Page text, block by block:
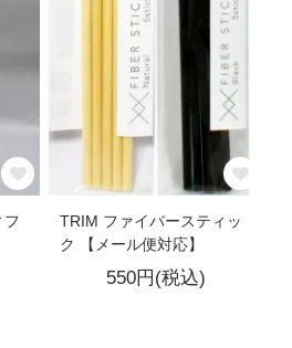
フ
TRIM ファイバースティッ
ク 【メール便対応】
550円(税込)